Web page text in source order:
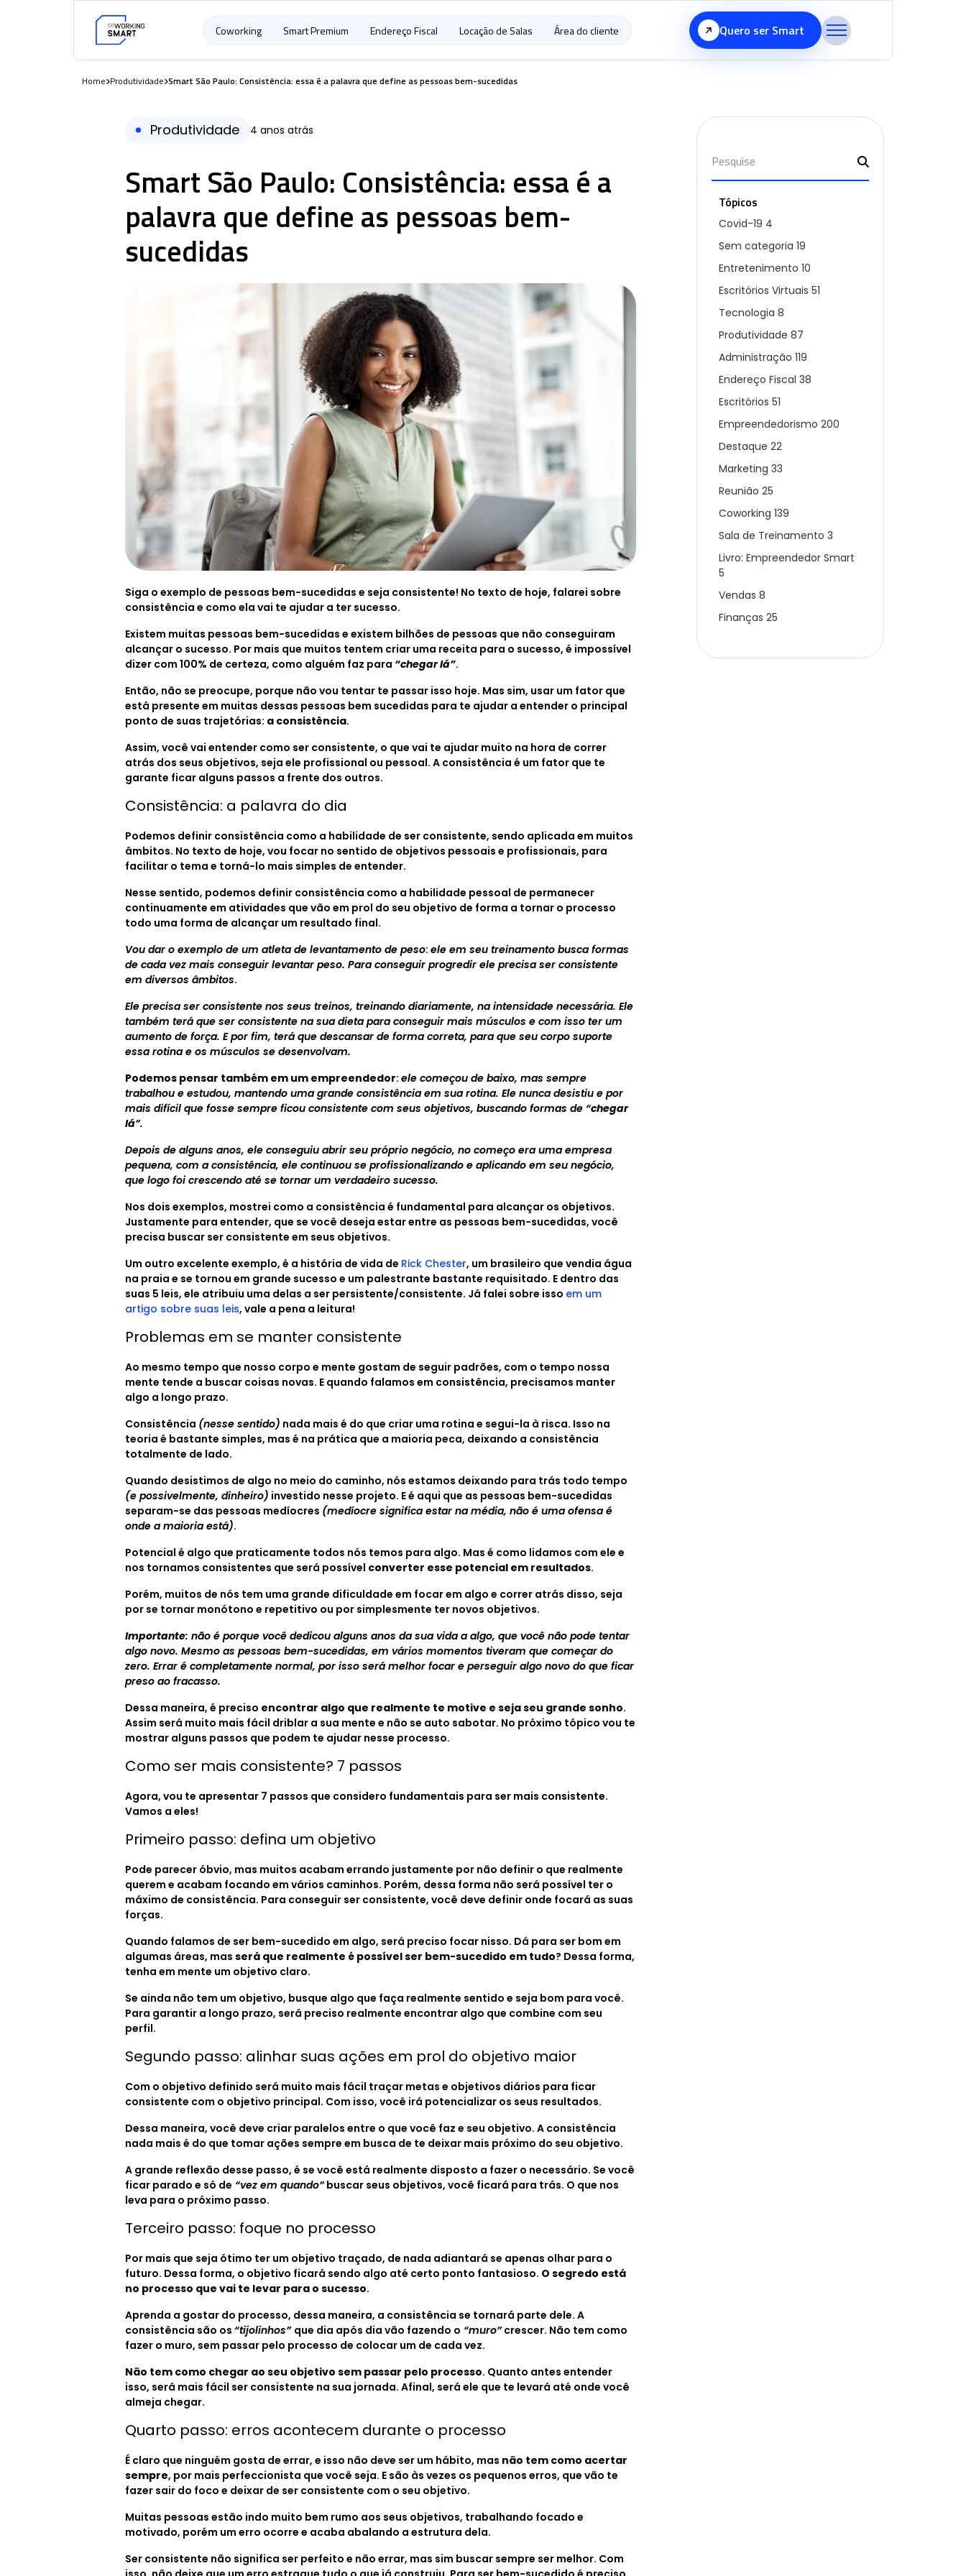
Coworking Smart Premium Endereço Fiscal Locação de Salas Área do cliente Quero ser Smart
Home Produtividade Smart São Paulo: Consistência: essa é a palavra que define as pessoas bem-sucedidas
Produtividade 4 anos atrás
Smart São Paulo: Consistência: essa é a
palavra que define as pessoas bem-
sucedidas
Siga o exemplo de pessoas bem-sucedidas e seja consistente! No texto de hoje, falarei sobre
consistência e como ela vai te ajudar a ter sucesso.
Existem muitas pessoas bem-sucedidas e existem bilhões de pessoas que não conseguiram
alcançar o sucesso. Por mais que muitos tentem criar uma receita para o sucesso, é impossível
dizer com 100% de certeza, como alguém faz para “chegar lá”.
Então, não se preocupe, porque não vou tentar te passar isso hoje. Mas sim, usar um fator que
está presente em muitas dessas pessoas bem sucedidas para te ajudar a entender o principal
ponto de suas trajetórias: a consistência.
Assim, você vai entender como ser consistente, o que vai te ajudar muito na hora de correr
atrás dos seus objetivos, seja ele profissional ou pessoal. A consistência é um fator que te
garante ficar alguns passos a frente dos outros.
Consistência: a palavra do dia
Podemos definir consistência como a habilidade de ser consistente, sendo aplicada em muitos
âmbitos. No texto de hoje, vou focar no sentido de objetivos pessoais e profissionais, para
facilitar o tema e torná-lo mais simples de entender.
Nesse sentido, podemos definir consistência como a habilidade pessoal de permanecer
continuamente em atividades que vão em prol do seu objetivo de forma a tornar o processo
todo uma forma de alcançar um resultado final.
Vou dar o exemplo de um atleta de levantamento de peso: ele em seu treinamento busca formas
de cada vez mais conseguir levantar peso. Para conseguir progredir ele precisa ser consistente
em diversos âmbitos.
Ele precisa ser consistente nos seus treinos, treinando diariamente, na intensidade necessária. Ele
também terá que ser consistente na sua dieta para conseguir mais músculos e com isso ter um
aumento de força. E por fim, terá que descansar de forma correta, para que seu corpo suporte
essa rotina e os músculos se desenvolvam.
Podemos pensar também em um empreendedor: ele começou de baixo, mas sempre
trabalhou e estudou, mantendo uma grande consistência em sua rotina. Ele nunca desistiu e por
mais difícil que fosse sempre ficou consistente com seus objetivos, buscando formas de “chegar
lá”.
Depois de alguns anos, ele conseguiu abrir seu próprio negócio, no começo era uma empresa
pequena, com a consistência, ele continuou se profissionalizando e aplicando em seu negócio,
que logo foi crescendo até se tornar um verdadeiro sucesso.
Nos dois exemplos, mostrei como a consistência é fundamental para alcançar os objetivos.
Justamente para entender, que se você deseja estar entre as pessoas bem-sucedidas, você
precisa buscar ser consistente em seus objetivos.
Um outro excelente exemplo, é a história de vida de Rick Chester, um brasileiro que vendia água
na praia e se tornou em grande sucesso e um palestrante bastante requisitado. E dentro das
suas 5 leis, ele atribuiu uma delas a ser persistente/consistente. Já falei sobre isso em um
artigo sobre suas leis, vale a pena a leitura!
Problemas em se manter consistente
Ao mesmo tempo que nosso corpo e mente gostam de seguir padrões, com o tempo nossa
mente tende a buscar coisas novas. E quando falamos em consistência, precisamos manter
algo a longo prazo.
Consistência (nesse sentido) nada mais é do que criar uma rotina e segui-la à risca. Isso na
teoria é bastante simples, mas é na prática que a maioria peca, deixando a consistência
totalmente de lado.
Quando desistimos de algo no meio do caminho, nós estamos deixando para trás todo tempo
(e possivelmente, dinheiro) investido nesse projeto. E é aqui que as pessoas bem-sucedidas
separam-se das pessoas medíocres (medíocre significa estar na média, não é uma ofensa é
onde a maioria está).
Potencial é algo que praticamente todos nós temos para algo. Mas é como lidamos com ele e
nos tornamos consistentes que será possível converter esse potencial em resultados.
Porém, muitos de nós tem uma grande dificuldade em focar em algo e correr atrás disso, seja
por se tornar monótono e repetitivo ou por simplesmente ter novos objetivos.
Importante: não é porque você dedicou alguns anos da sua vida a algo, que você não pode tentar
algo novo. Mesmo as pessoas bem-sucedidas, em vários momentos tiveram que começar do
zero. Errar é completamente normal, por isso será melhor focar e perseguir algo novo do que ficar
preso ao fracasso.
Dessa maneira, é preciso encontrar algo que realmente te motive e seja seu grande sonho.
Assim será muito mais fácil driblar a sua mente e não se auto sabotar. No próximo tópico vou te
mostrar alguns passos que podem te ajudar nesse processo.
Como ser mais consistente? 7 passos
Agora, vou te apresentar 7 passos que considero fundamentais para ser mais consistente.
Vamos a eles!
Primeiro passo: defina um objetivo
Pode parecer óbvio, mas muitos acabam errando justamente por não definir o que realmente
querem e acabam focando em vários caminhos. Porém, dessa forma não será possível ter o
máximo de consistência. Para conseguir ser consistente, você deve definir onde focará as suas
forças.
Quando falamos de ser bem-sucedido em algo, será preciso focar nisso. Dá para ser bom em
algumas áreas, mas será que realmente é possível ser bem-sucedido em tudo? Dessa forma,
tenha em mente um objetivo claro.
Se ainda não tem um objetivo, busque algo que faça realmente sentido e seja bom para você.
Para garantir a longo prazo, será preciso realmente encontrar algo que combine com seu
perfil.
Segundo passo: alinhar suas ações em prol do objetivo maior
Com o objetivo definido será muito mais fácil traçar metas e objetivos diários para ficar
consistente com o objetivo principal. Com isso, você irá potencializar os seus resultados.
Dessa maneira, você deve criar paralelos entre o que você faz e seu objetivo. A consistência
nada mais é do que tomar ações sempre em busca de te deixar mais próximo do seu objetivo.
A grande reflexão desse passo, é se você está realmente disposto a fazer o necessário. Se você
ficar parado e só de “vez em quando”buscar seus objetivos, você ficará para trás. O que nos
leva para o próximo passo.
Terceiro passo: foque no processo
Por mais que seja ótimo ter um objetivo traçado, de nada adiantará se apenas olhar para o
futuro. Dessa forma, o objetivo ficará sendo algo até certo ponto fantasioso. O segredo está
no processo que vai te levar para o sucesso.
Aprenda a gostar do processo, dessa maneira, a consistência se tornará parte dele. A
consistência são os “tijolinhos” que dia após dia vão fazendo o “muro”crescer. Não tem como
fazer o muro, sem passar pelo processo de colocar um de cada vez.
Não tem como chegar ao seu objetivo sem passar pelo processo. Quanto antes entender
isso, será mais fácil ser consistente na sua jornada. Afinal, será ele que te levará até onde você
almeja chegar.
Quarto passo: erros acontecem durante o processo
É claro que ninguém gosta de errar, e isso não deve ser um hábito, mas não tem como acertar
sempre, por mais perfeccionista que você seja. E são às vezes os pequenos erros, que vão te
fazer sair do foco e deixar de ser consistente com o seu objetivo.
Muitas pessoas estão indo muito bem rumo aos seus objetivos, trabalhando focado e
motivado, porém um erro ocorre e acaba abalando a estrutura dela.
Ser consistente não significa ser perfeito e não errar, mas sim buscar sempre ser melhor. Com
Tópicos
Covid-19 4
Sem categoria 19
Entretenimento 10
Escritórios Virtuais 51
Tecnologia 8
Produtividade 87
Administração 119
Endereço Fiscal 38
Escritórios 51
Empreendedorismo 200
Destaque 22
Marketing 33
Reunião 25
Coworking 139
Sala de Treinamento 3
Livro: Empreendedor Smart
5
Vendas 8
Finanças 25